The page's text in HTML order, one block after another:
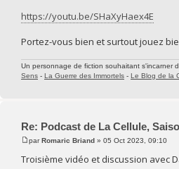
https://youtu.be/SHaXyHaex4E
Portez-vous bien et surtout jouez
Un personnage de fiction souhaitant s'incarner
Sens - La Guerre des Immortels - Le Blog de la
Re: Podcast de La Cellule,
parRomaric Briand » 05 Oct 2023, 09:10
Troisième vidéo et discussion avec